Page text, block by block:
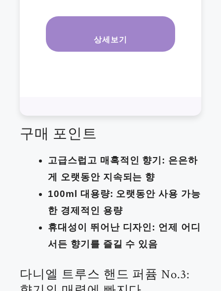
상세보기
구매 포인트
고급스럽고 매혹적인 향기: 은은하
게 오랫동안 지속되는 향
100ml 대용량: 오랫동안 사용 가능
한 경제적인 용량
휴대성이 뛰어난 디자인: 언제 어디
서든 향기를 즐길 수 있음
다니엘 트루스 핸드 퍼퓸 No.3: